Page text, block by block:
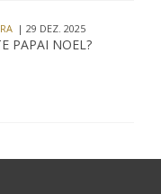
| 29 DEZ. 2025
PAPAI NOEL?